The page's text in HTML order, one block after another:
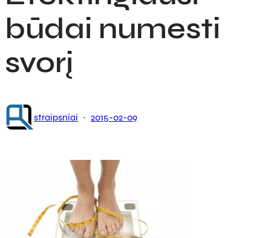
būdai numesti
svorį
straipsniai · 2015-02-09